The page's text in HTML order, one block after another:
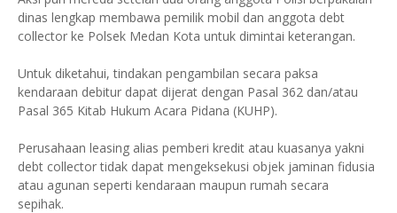
dinas lengkap membawa pemilik mobil dan anggota debt
collector ke Polsek Medan Kota untuk dimintai keterangan.
Untuk diketahui, tindakan pengambilan secara paksa
kendaraan debitur dapat dijerat dengan Pasal 362 dan/atau
Pasal 365 Kitab Hukum Acara Pidana (KUHP).
Perusahaan leasing alias pemberi kredit atau kuasanya yakni
debt collector tidak dapat mengeksekusi objek jaminan fidusia
atau agunan seperti kendaraan maupun rumah secara
sepihak.